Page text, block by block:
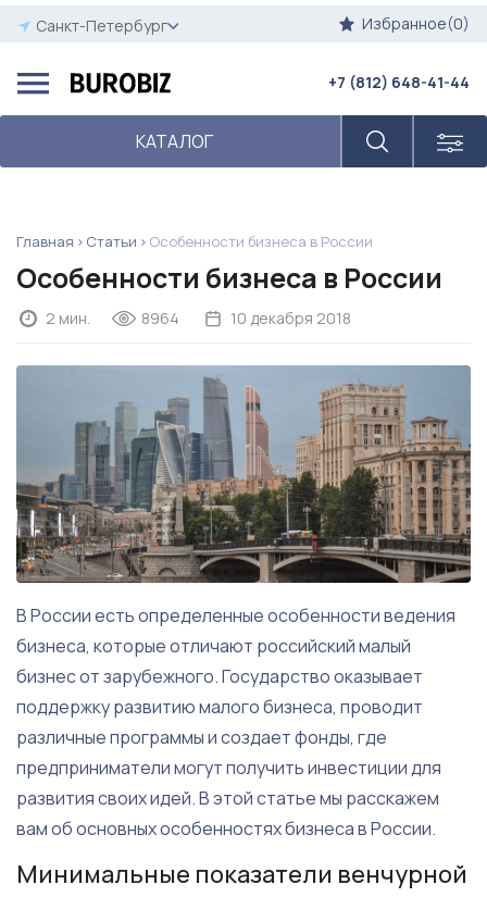
Санкт-Петербург Избранное(0)
КАТАЛОГ
+7 (812) 648-41-44
Главная Статьи Особенности бизнеса в России
Особенности бизнеса в России
2 мин. 8964 10 декабря 2018
В России есть определенные особенности ведения
бизнеса, которые отличают российский малый
бизнес от зарубежного. Государство оказывает
поддержку развитию малого бизнеса, проводит
различные программы и создает фонды, где
предприниматели могут получить инвестиции для
развития своих идей. В этой статье мы расскажем
вам об основных особенностях бизнеса в России.
Минимальные показатели венчурной